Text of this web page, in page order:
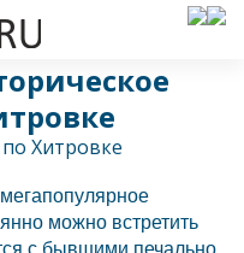
можно встретить
с бывшими печально